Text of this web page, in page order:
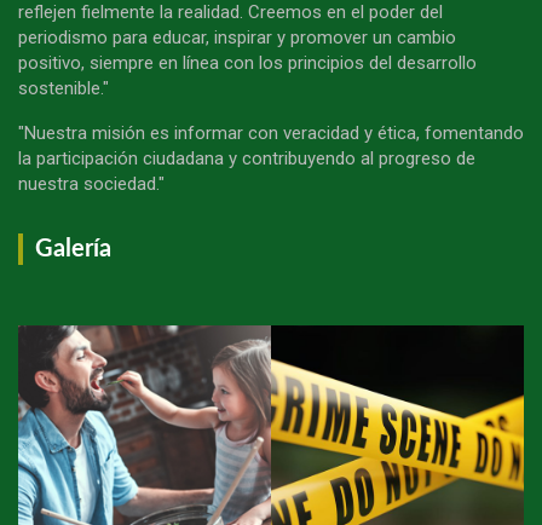
reflejen fielmente la realidad. Creemos en el poder del
periodismo para educar, inspirar y promover un cambio
positivo, siempre en línea con los principios del desarrollo
sostenible."
"Nuestra misión es informar con veracidad y ética, fomentando
la participación ciudadana y contribuyendo al progreso de
nuestra sociedad."
Galería